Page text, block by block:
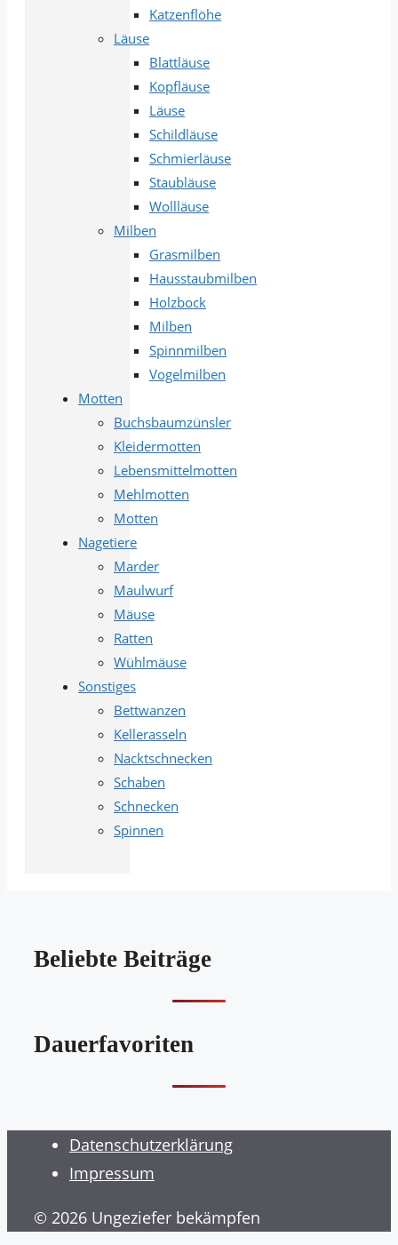
Katzenflöhe
Läuse
Blattläuse
Kopfläuse
Läuse
Schildläuse
Schmierläuse
Staubläuse
Wollläuse
Milben
Grasmilben
Hausstaubmilben
Holzbock
Milben
Spinnmilben
Vogelmilben
Motten
Buchsbaumzünsler
Kleidermotten
Lebensmittelmotten
Mehlmotten
Motten
Nagetiere
Marder
Maulwurf
Mäuse
Ratten
Wühlmäuse
Sonstiges
Bettwanzen
Kellerasseln
Nacktschnecken
Schaben
Schnecken
Spinnen
Beliebte Beiträge
Dauerfavoriten
Datenschutzerklärung
Impressum
© 2026 Ungeziefer bekämpfen